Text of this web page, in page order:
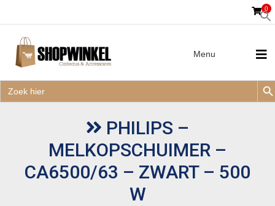
naar:
0
Zoek
naar:
Menu
PHILIPS –
MELKOPSCHUIMER –
CA6500/63 – ZWART – 500
W